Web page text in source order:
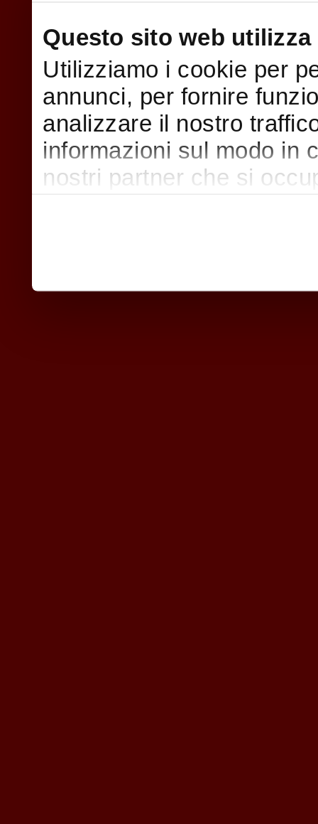
Questo sito web utilizza
Utilizziamo i cookie per
annunci, per fornire
analizzare il nostro
informazioni sul modo in
nostri partner che si
nostri cookie se